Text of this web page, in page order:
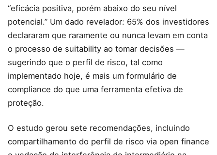
“eficácia positiva, porém abaixo do seu nível
potencial.” Um dado revelador: 65% dos investidores
declararam que raramente ou nunca levam em conta
o processo de suitability ao tomar decisões —
sugerindo que o perfil de risco, tal como
implementado hoje, é mais um formulário de
compliance do que uma ferramenta efetiva de
proteção.
O estudo gerou sete recomendações, incluindo
compartilhamento do perfil de risco via open finance